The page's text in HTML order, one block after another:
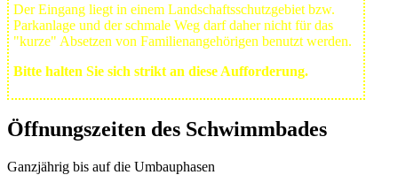
Der Eingang liegt in einem Landschafts­schutzgebiet bzw.
Park­anlage und der schmale Weg darf daher nicht für das
"kurze" Absetzen von Familienangehörigen benutzt werden.
Bitte halten Sie sich strikt an diese Aufforderung.
Öffnungszeiten des Schwimmbades
Ganzjährig bis auf die Umbauphasen